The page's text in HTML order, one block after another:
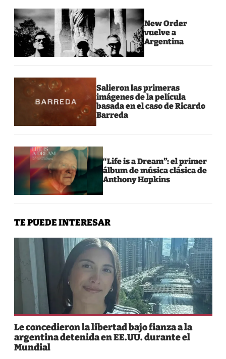
New Order
vuelve a
Argentina
Salieron las primeras
imágenes de la película
basada en el caso de Ricardo
Barreda
“Life is a Dream”: el primer
álbum de música clásica de
Anthony Hopkins
TE PUEDE INTERESAR
Le concedieron la libertad bajo fianza a la
argentina detenida en EE.UU. durante el
Mundial